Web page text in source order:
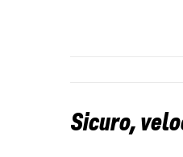
Sicuro,